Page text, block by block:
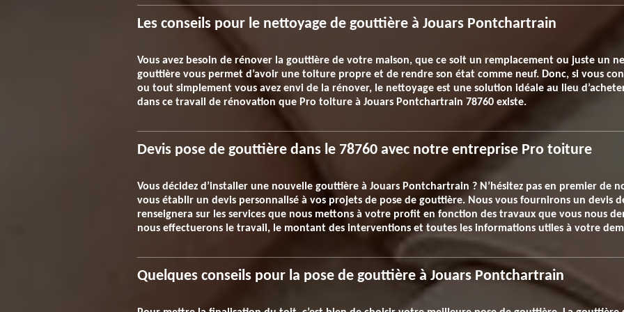
Les conseils pour le nettoyage de gouttière à Jouars Pontchartrain
Vous avez besoin de rénover la gouttière de votre maison, que ce soit un remplacement ou juste un
gouttière vous permet d’avoir une toiture propre et de rendre son état comme neuf. Donc, si vous
ou tout simplement vous avez envi de la rénover, le nettoyage est une solution idéale au lieu
dans ce travail de rénovation que Pro toiture à Jouars Pontchartrain 78760 existe.
Devis pose de gouttière dans le 78760 avec notre entreprise Pro toiture
Vous décidez d’installer une nouvelle gouttière à Jouars Pontchartrain ? N’hésitez pas en premier de
vous établir un devis personnalisé à vos projets de pose de gouttière. Nous vous fournirons un devis
renseignera sur les services que nous mettons à votre profit en fonction des travaux que vous nous
nous effectuerons le travail, le montant des interventions et toutes les informations utiles à votre
Quelques conseils pour la pose de gouttière à Jouars Pontchartrain